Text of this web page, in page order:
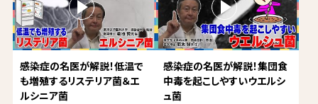
感染症の名医が解説！低温で
も増殖するリステリア菌＆エ
ルシニア菌
感染症の名医が解説！集団食
中毒を起こしやすいウエルシ
ュ菌